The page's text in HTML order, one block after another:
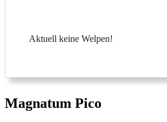
Aktuell keine Welpen!
Magnatum Pico